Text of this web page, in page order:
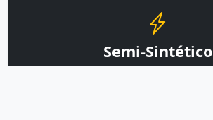
Semi-Sintético